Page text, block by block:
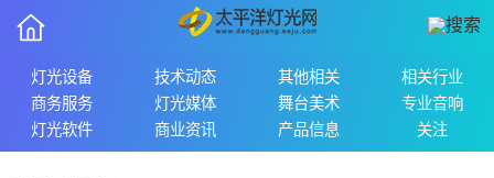
灯光设备 技术动态 其他相关
相关行业
商务服务
灯光媒体 舞台美术
专业音响
灯光软件
商业资讯 产品信息 关注